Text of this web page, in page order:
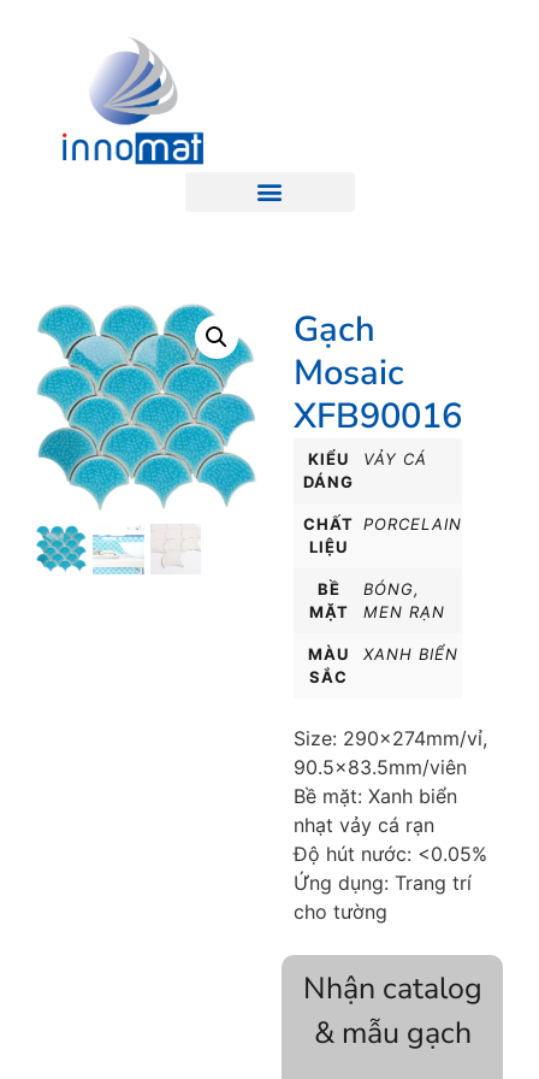
Gạch
Mosaic
XFB90016
KIỂU
DÁNG
VẢY CÁ
CHẤT
LIỆU
PORCELAIN
BỀ
MẶT
BÓNG,
MEN RẠN
MÀU
SẮC
XANH BIỂN
Size: 290x274mm/vỉ,
90.5×83.5mm/viên
Bề mặt: Xanh biển
nhạt vảy cá rạn
Độ hút nước: <0.05%
Ứng dụng: Trang trí
cho tường
Nhận catalog
& mẫu gạch